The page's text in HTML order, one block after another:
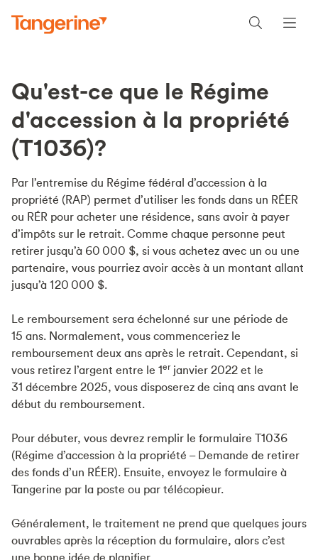
Qu'est-ce que le Régime
d'accession à la propriété
(T1036)?
Par l’entremise du Régime fédéral d’accession à la
propriété (RAP) permet d’utiliser les fonds dans un RÉER
ou RÉR pour acheter une résidence, sans avoir à payer
d’impôts sur le retrait. Comme chaque personne peut
retirer jusqu’à 60 000 $, si vous achetez avec un ou une
partenaire, vous pourriez avoir accès à un montant allant
jusqu’à 120 000 $.
Le remboursement sera échelonné sur une période de
15 ans. Normalement, vous commenceriez le
remboursement deux ans après le retrait. Cependant, si
vous retirez l’argent entre le 1erjanvier 2022 et le
31 décembre 2025, vous disposerez de cinq ans avant le
début du remboursement.
Pour débuter, vous devrez remplir le formulaire T1036
(Régime d’accession à la propriété – Demande de retirer
des fonds d’un RÉER). Ensuite, envoyez le formulaire à
Tangerine par la poste ou par télécopieur.
Généralement, le traitement ne prend que quelques jours
ouvrables après la réception du formulaire, alors c’est
une bonne idée de planifier.